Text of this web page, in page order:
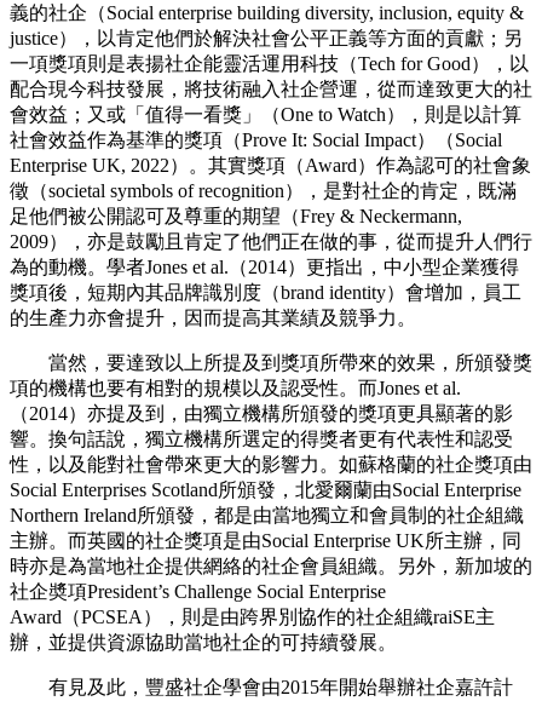
義的社企（Social enterprise building diversity, inclusion, equity &
justice），以肯定他們於解決社會公平正義等方面的貢獻；另
一項獎項則是表揚社企能靈活運用科技（Tech for Good），以
配合現今科技發展，將技術融入社企營運，從而達致更大的社
會效益；又或「值得一看獎」（One to Watch），則是以計算
社會效益作為基準的獎項（Prove It: Social Impact）（Social
Enterprise UK, 2022）。其實獎項（Award）作為認可的社會象
徵（societal symbols of recognition），是對社企的肯定，既滿
足他們被公開認可及尊重的期望（Frey & Neckermann,
2009），亦是鼓勵且肯定了他們正在做的事，從而提升人們行
為的動機。學者Jones et al.（2014）更指出，中小型企業獲得
獎項後，短期內其品牌識別度（brand identity）會增加，員工
的生產力亦會提升，因而提高其業績及競爭力。
當然，要達致以上所提及到獎項所帶來的效果，所頒發獎
項的機構也要有相對的規模以及認受性。而Jones et al.
（2014）亦提及到，由獨立機構所頒發的獎項更具顯著的影
響。換句話說，獨立機構所選定的得獎者更有代表性和認受
性，以及能對社會帶來更大的影響力。如蘇格蘭的社企獎項由
Social Enterprises Scotland所頒發，北愛爾蘭由Social Enterprise
Northern Ireland所頒發，都是由當地獨立和會員制的社企組織
主辦。而英國的社企獎項是由Social Enterprise UK所主辦，同
時亦是為當地社企提供網絡的社企會員組織。另外，新加坡的
社企奬項President’s Challenge Social Enterprise
Award（PCSEA），則是由跨界別協作的社企組織raiSE主
辦，並提供資源協助當地社企的可持續發展。
有見及此，豐盛社企學會由2015年開始舉辦社企嘉許計